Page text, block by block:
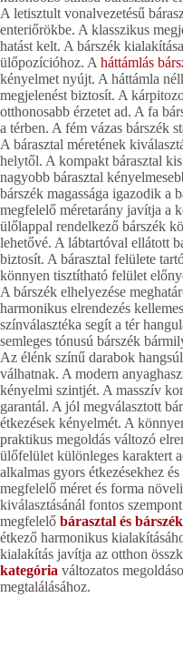
A letisztult vonalvezetésű
enteriőrökbe. A klasszikus
hatást kelt. A bárszék
ülőpozícióhoz. A háttámlás
kényelmet nyújt. A háttámla
megjelenést biztosít. A
otthonosabb érzetet ad. A fa
a térben. A fém vázas bárszék
A bárasztal méretének
helytől. A kompakt bárasztal
nagyobb bárasztal
bárszék magassága igazodik a
megfelelő méretarány javítja a
ülőlappal rendelkező bárszék
lehetővé. A lábtartóval ellátott
biztosít. A bárasztal felülete
könnyen tisztítható felület
A bárszék elhelyezése
harmonikus elrendezés
színválasztéka segít a tér
semleges tónusú bárszék
Az élénk színű darabok
válhatnak. A modern
kényelmi szintjét. A masszív
garantál. A jól megválasztott
étkezések kényelmét. A
praktikus megoldás változó
ülőfelület különleges karaktert
alkalmas gyors étkezésekhez
megfelelő méret és forma
kiválasztásánál fontos
megfelelő bárasztal és bárszék
étkező harmonikus
kialakítás javítja az otthon
kategória változatos
megtalálásához.